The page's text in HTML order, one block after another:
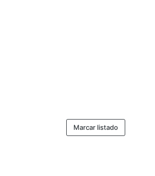
Marcar listado